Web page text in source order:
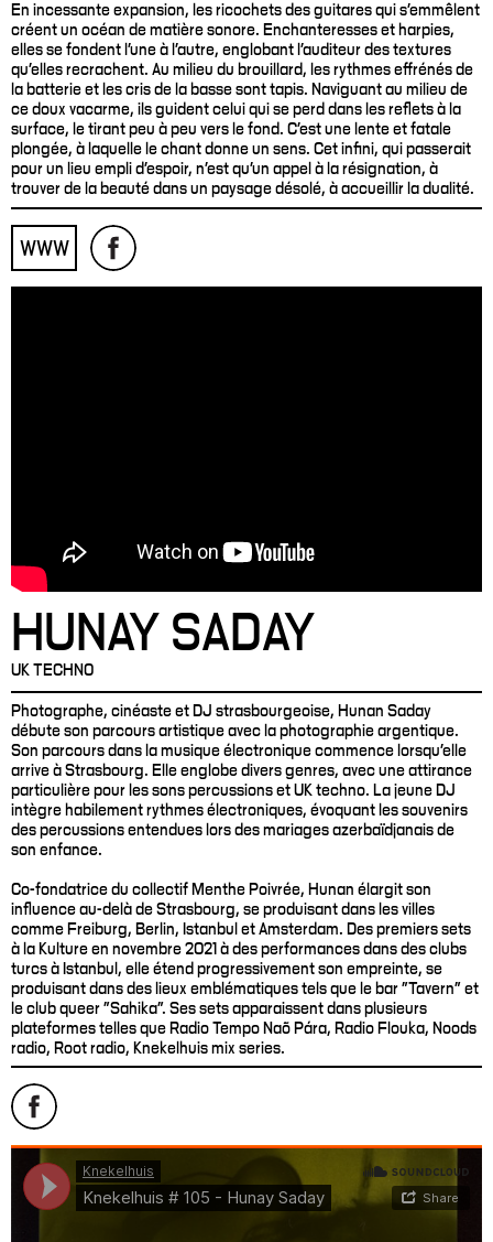
En incessante expansion, les ricochets des guitares qui s'emmêlent
créent un océan de matière sonore. Enchanteresses et harpies,
elles se fondent l'une à l'autre, englobant l'auditeur des textures
qu'elles recrachent. Au milieu du brouillard, les rythmes effrénés de
la batterie et les cris de la basse sont tapis. Naviguant au milieu de
ce doux vacarme, ils guident celui qui se perd dans les reflets à la
surface, le tirant peu à peu vers le fond. C'est une lente et fatale
plongée, à laquelle le chant donne un sens. Cet infini, qui passerait
pour un lieu empli d'espoir, n'est qu'un appel à la résignation, à
trouver de la beauté dans un paysage désolé, à accueillir la dualité.
WWW
HUNAY SADAY
UK TECHNO
Photographe, cinéaste et DJ strasbourgeoise, Hunan Saday
débute son parcours artistique avec la photographie argentique.
Son parcours dans la musique électronique commence lorsqu'elle
arrive à Strasbourg. Elle englobe divers genres, avec une attirance
particulière pour les sons percussions et UK techno. La jeune DJ
intègre habilement rythmes électroniques, évoquant les souvenirs
des percussions entendues lors des mariages azerbaïdjanais de
son enfance.
Co-fondatrice du collectif Menthe Poivrée, Hunan élargit son
influence au-delà de Strasbourg, se produisant dans les villes
comme Freiburg, Berlin, Istanbul et Amsterdam. Des premiers sets
à la Kulture en novembre 2021 à des performances dans des clubs
turcs à Istanbul, elle étend progressivement son empreinte, se
produisant dans des lieux emblématiques tels que le bar "Tavern" et
le club queer "Sahika". Ses sets apparaissent dans plusieurs
plateformes telles que Radio Tempo Naõ Pára, Radio Flouka, Noods
radio, Root radio, Knekelhuis mix series.